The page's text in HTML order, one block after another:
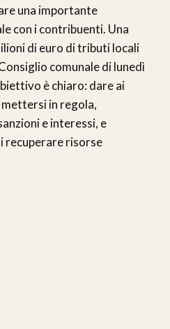
una importante
con i contribuenti. Una
di euro di tributi locali
comunale di lunedì
è chiaro: dare ai
mettersi in regola,
e interessi, e
recuperare risorse